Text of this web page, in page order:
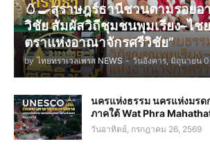
🥚🍳สุราษฎร์ธานีชวนตามรอยอ
วิชัย สัมผัสวิถีชุมชนพุมเรียง–ไช
ตราแห่งอาณาจักรศรีวิชัย”
by ไทยทราเวลเพรส NEWS - วันอังคาร, มิถุนายน
นครแห่งธรรม นครแห่งมรด
ภาคใต้ Wat Phra
วันอาทิตย์, กรกฎาคม 26, 2569